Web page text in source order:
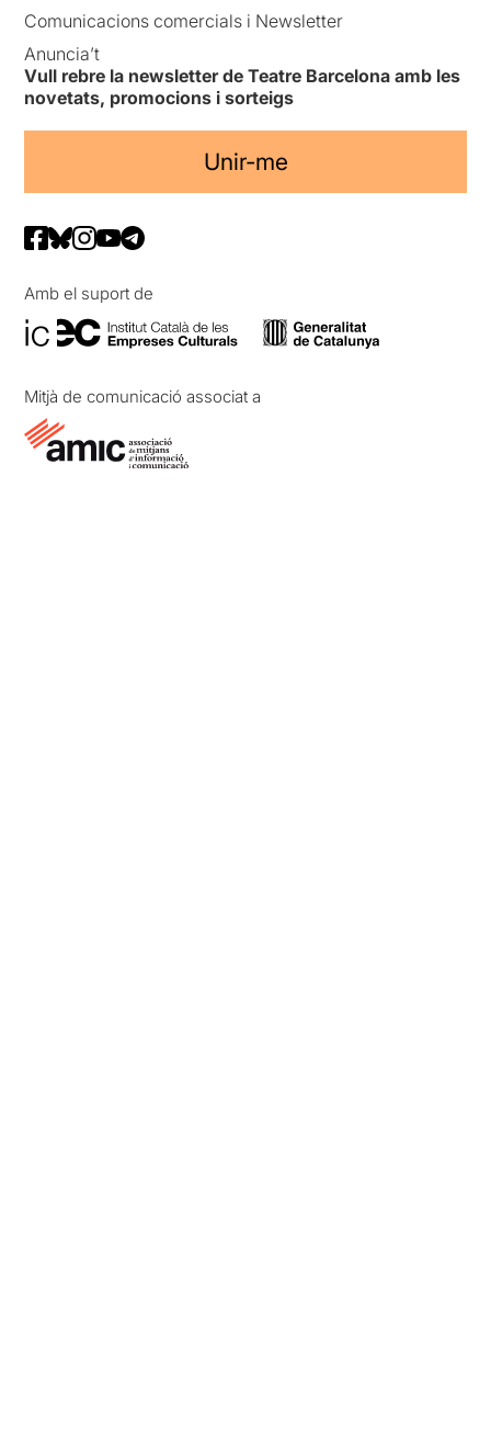
Comunicacions comercials i Newsletter
Anuncia’t
Vull rebre la newsletter de Teatre Barcelona amb les
novetats, promocions i sorteigs
Unir-me
Amb el suport de
Mitjà de comunicació associat a